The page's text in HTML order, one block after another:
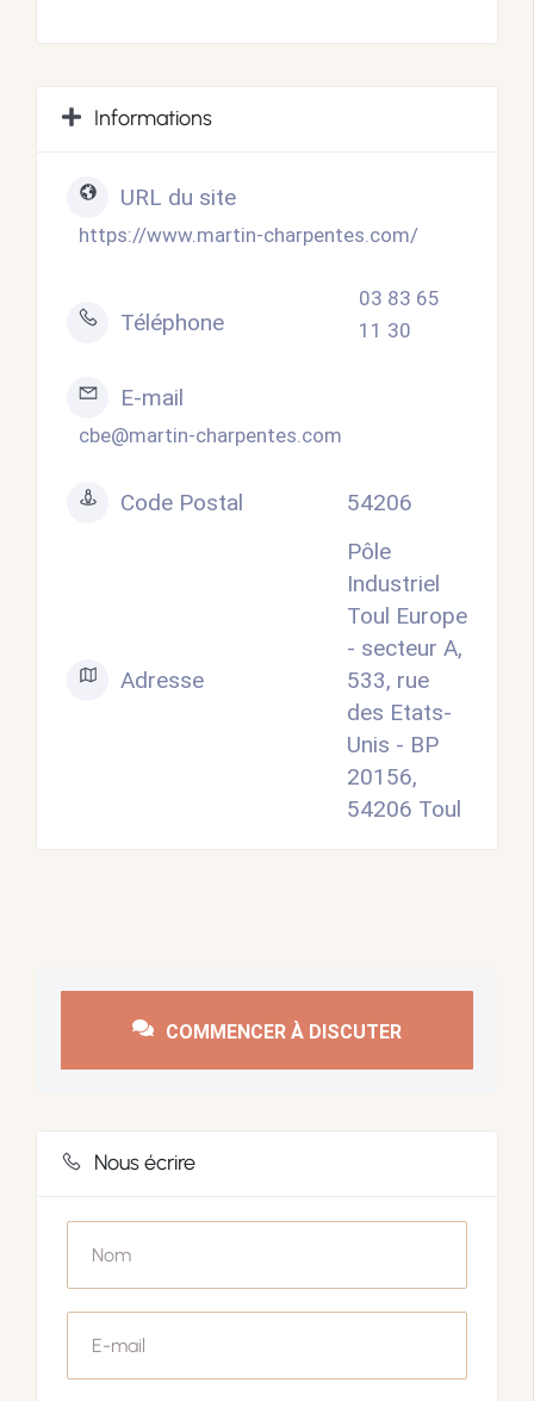
Informations
URL du site
https://www.martin-charpentes.com/
Téléphone
03 83 65
11 30
E-mail
cbe@martin-charpentes.com
Code Postal 54206
Adresse
Pôle
Industriel
Toul Europe
- secteur A,
533, rue
des Etats-
Unis - BP
20156,
54206 Toul
COMMENCER À DISCUTER
Nous écrire